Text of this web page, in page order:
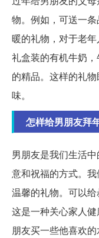
物。例如，可送一
暖的礼物，对于老
礼盒装的有机牛奶
的精品。这样的礼
味。
怎样给男朋友拜
男朋友是我们生活
意和祝福的方式。
温馨的礼物。可以
这是一种关心家人
朋友买一些他喜欢